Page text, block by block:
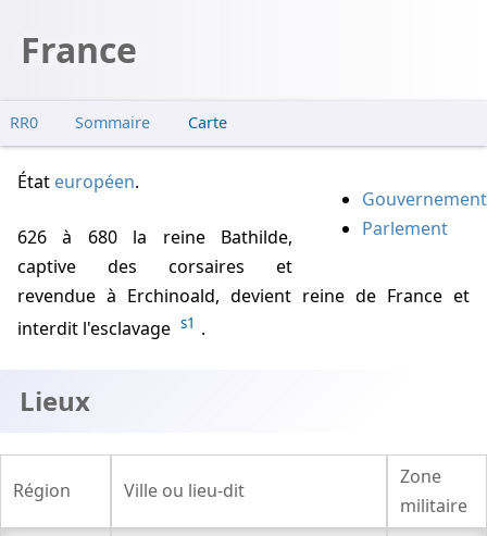
France
RR0 Sommaire
Lieux
Anciens témoignages
Pair-non-Pair
Vague de 1942
Vague de 1947
Carte
Gouvernement
Parlement
État européen.
626 à 680la reine Bathilde,
captive des corsaires et
revendue à Erchinoald, devient reine de France et
interdit l'esclavage s1 .
Lieux
Région Ville ou lieu-dit
Zone
militaire